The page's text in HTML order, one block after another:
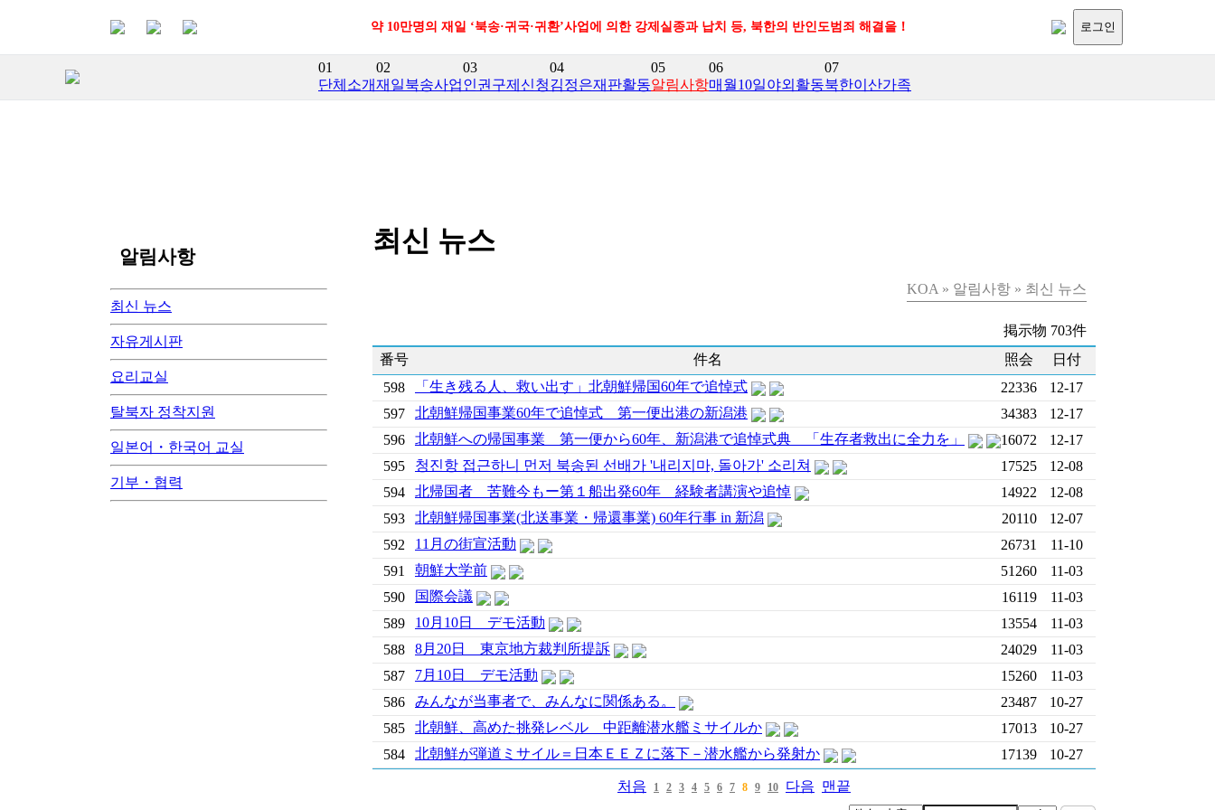
약 10만명의 재일 ‘북송·귀국·귀환’사업에 의한 강제실종과 납치 등, 북한의 반인도범죄 해결을！ 로그인
01
단체소개
02
재일북송사업
03
인권구제신청
04
김정은재판활동
05
알림사항
06
매월10일야외활동
07
북한이산가족
알림사항
최신 뉴스
자유게시판
요리교실
탈북자 정착지원
일본어・한국어 교실
기부・협력
최신 뉴스
KOA » 알림사항 » 최신 뉴스
掲示物 703件
番号
件名 照会
日付
598
「生き残る人、救い出す」北朝鮮帰国60年で追悼式 22336
12-17
597
北朝鮮帰国事業60年で追悼式 第一便出港の新潟港 34383
12-17
596
北朝鮮への帰国事業 第一便から60年、新潟港で追悼式典 「生存者救出に全力を」 16072
12-17
595
청진항 접근하니 먼저 북송된 선배가 '내리지마, 돌아가' 소리쳐 17525
12-08
594
北帰国者 苦難今もー第１船出発60年 経験者講演や追悼 14922
12-08
593
北朝鮮帰国事業(北送事業・帰還事業) 60年行事 in 新潟 20110
12-07
592
11月の街宣活動 26731
11-10
591
朝鮮大学前 51260
11-03
590
国際会議 16119
11-03
589
10月10日 デモ活動 13554
11-03
588
8月20日 東京地方裁判所提訴 24029
11-03
587
7月10日 デモ活動 15260
11-03
586
みんなが当事者で、みんなに関係ある。 23487
10-27
585
北朝鮮、高めた挑発レベル 中距離潜水艦ミサイルか 17013
10-27
584
北朝鮮が弾道ミサイル＝日本ＥＥＺに落下－潜水艦から発射か 17139 10-27
처음 1 2 3 4 5 6 7 8 9 10 다음 맨끝